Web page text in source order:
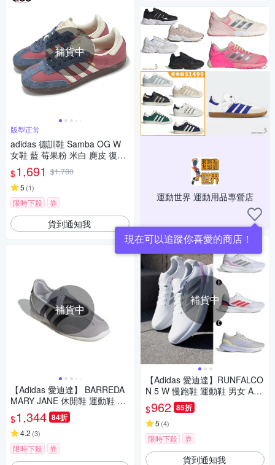
補貨中
版型正常
adidas 德訓鞋 Samba OG W
女鞋 藍 莓果粉 米白 麂皮 復古
休閒鞋 愛迪達 IG1969
$1,691 $1,780
5 (1)
限時下殺 券
貨到通知我
補貨中
【Adidas 愛迪達】 BARREDA
MARY JANE 休閒鞋 運動鞋 女
- HP3520
$1,344 84折
4.2 (3)
限時下殺 券
運動世界 運動用品專營店
現在可以追蹤你喜愛的商店！
補貨中
【Adidas 愛迪達】RUNFALCO
N 5 W 慢跑鞋 運動鞋 男女 A-JI
3981 B-JI0876 C-JI3979
$962 85折
5 (4)
限時下殺 券
貨到通知我